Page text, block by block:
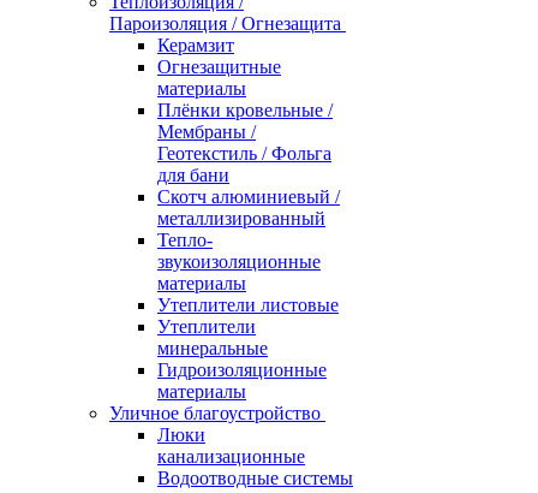
Пароизоляция / Огнезащита
Керамзит
Огнезащитные
материалы
Плёнки кровельные /
Мембраны /
Геотекстиль / Фольга
для бани
Скотч алюминиевый /
металлизированный
Тепло-
звукоизоляционные
материалы
Утеплители листовые
Утеплители
минеральные
Гидроизоляционные
материалы
Уличное благоустройство
Люки
канализационные
Водоотводные системы